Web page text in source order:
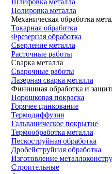
Шлифовка металла
Полировка металла
Механическая обработка
Токарная обработка
Фрезерная обработка
Сверление металла
Расточные работы
Сварка металла
Сварочные работы
Лазерная сварка металла
Финишная обработка и
Порошковая покраска
Горячее цинкование
Термодиффузия
Гальваническое покрытие
Термообработка металла
Пескоструйная обработка
Дробейструйная обработка
Изготовление
Строительные